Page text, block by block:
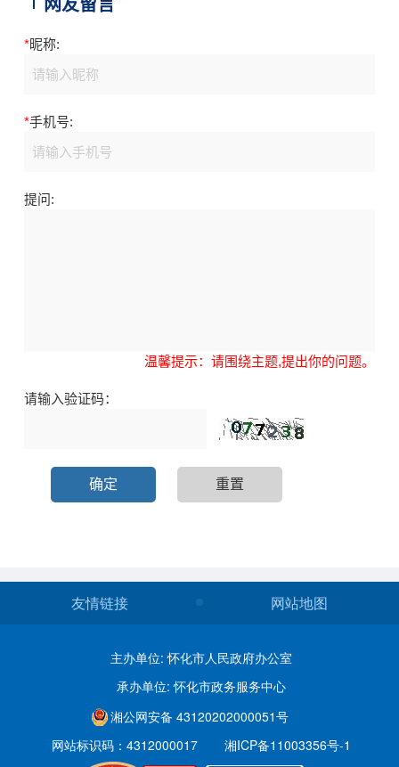
友情链接 网站地图
主办单位: 怀化市人民政府办公室
承办单位: 怀化市政务服务中心
湘公网安备 43120202000051号
网站标识码：4312000017
湘ICP备11003356号-1